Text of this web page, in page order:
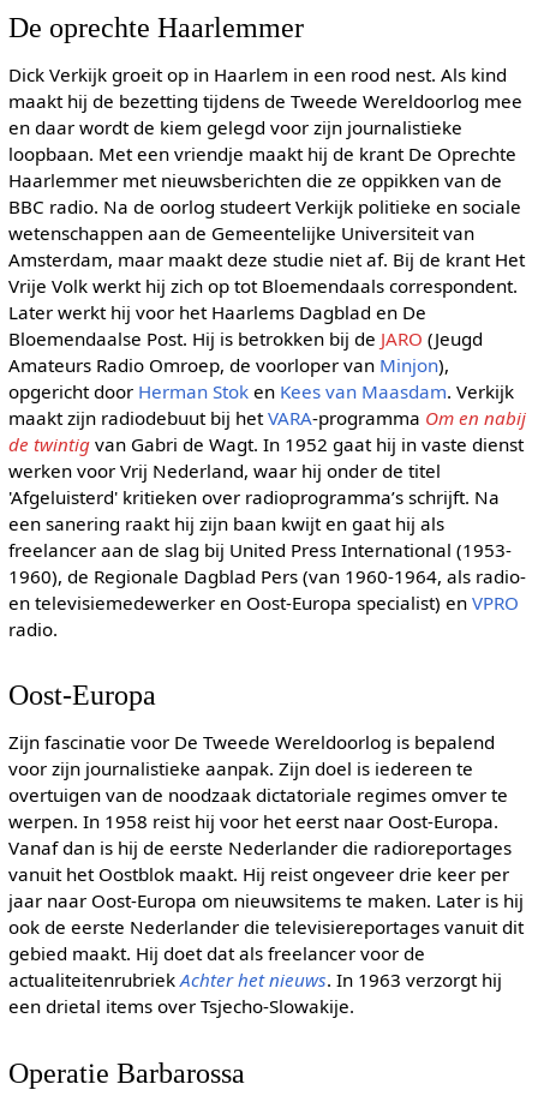
De oprechte Haarlemmer
Dick Verkijk groeit op in Haarlem in een rood nest. Als kind
maakt hij de bezetting tijdens de Tweede Wereldoorlog mee
en daar wordt de kiem gelegd voor zijn journalistieke
loopbaan. Met een vriendje maakt hij de krant De Oprechte
Haarlemmer met nieuwsberichten die ze oppikken van de
BBC radio. Na de oorlog studeert Verkijk politieke en sociale
wetenschappen aan de Gemeentelijke Universiteit van
Amsterdam, maar maakt deze studie niet af. Bij de krant Het
Vrije Volk werkt hij zich op tot Bloemendaals correspondent.
Later werkt hij voor het Haarlems Dagblad en De
Bloemendaalse Post. Hij is betrokken bij de JARO (Jeugd
Amateurs Radio Omroep, de voorloper van Minjon),
opgericht door Herman Stoken Kees van Maasdam. Verkijk
maakt zijn radiodebuut bij hetVARA-programma Om en nabij
de twintigvan Gabri de Wagt. In 1952 gaat hij in vaste dienst
werken voor Vrij Nederland, waar hij onder de titel
'Afgeluisterd' kritieken over radioprogramma’s schrijft. Na
een sanering raakt hij zijn baan kwijt en gaat hij als
freelancer aan de slag bij United Press International (1953-
1960), de Regionale Dagblad Pers (van 1960-1964, als radio-
en televisiemedewerker en Oost-Europa specialist) en VPRO
radio.
Oost-Europa
Zijn fascinatie voor De Tweede Wereldoorlog is bepalend
voor zijn journalistieke aanpak. Zijn doel is iedereen te
overtuigen van de noodzaak dictatoriale regimes omver te
werpen. In 1958 reist hij voor het eerst naar Oost-Europa.
Vanaf dan is hij de eerste Nederlander die radioreportages
vanuit het Oostblok maakt. Hij reist ongeveer drie keer per
jaar naar Oost-Europa om nieuwsitems te maken. Later is hij
ook de eerste Nederlander die televisiereportages vanuit dit
gebied maakt. Hij doet dat als freelancer voor de
actualiteitenrubriekAchter het nieuws. In 1963 verzorgt hij
een drietal items over Tsjecho-Slowakije.
Operatie Barbarossa